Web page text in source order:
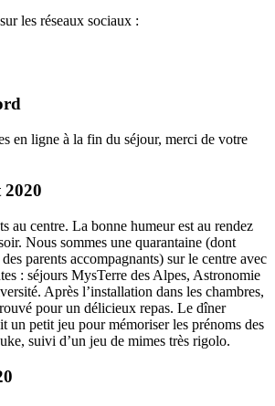
les réseaux sociaux :
en ligne à la fin du séjour, merci de votre
2020
au centre. La bonne humeur est au rendez
Nous sommes une quarantaine (dont
parents accompagnants) sur le centre avec
: séjours MysTerre des Alpes, Astronomie
Après l’installation dans les chambres,
pour un délicieux repas. Le dîner
un petit jeu pour mémoriser les prénoms des
suivi d’un jeu de mimes très rigolo.